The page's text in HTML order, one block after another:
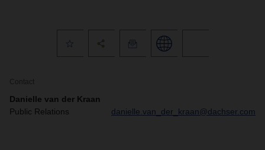
Contact
Danielle van der Kraan
Public Relations
danielle.van_der_kraan@dachser.com